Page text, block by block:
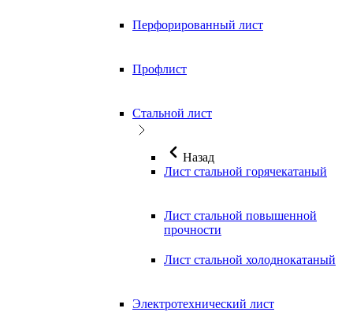
Перфорированный лист
Профлист
Стальной лист
Назад
Лист стальной горячекатаный
Лист стальной повышенной
прочности
Лист стальной холоднокатаный
Электротехнический лист